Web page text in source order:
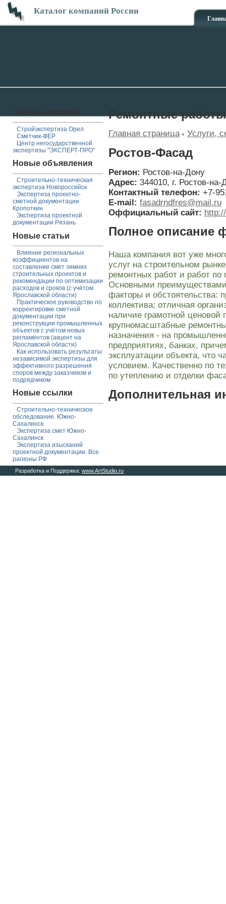
Каталог компаний России
Стройэкспертиза Орел
Сметчик-ФЕР
Центр негосударственной
экспертизы "ЭКСПЕРТ-ПРО"
Новые объявления
Строительно-техническая
экспертиза Новороссийск
Экспертиза проектно-
сметной документации
Кропоткин
Экспертиза проектной
документации Рязань
Новые статьи
Влияние региональных
коэффициентов на
составление смет зимних
строительных проектов и
рекомендации по оптимизации
расходов и сроков (с учётом
Ярославской области)
Практическое руководство по
корректировке сметной
документации при
реконструкции промышленных
объектов с учётом новых
регламентов (акцент на
Ярославской области)
Как использовать результаты
независимой экспертизы для
эффективного разрешения
споров между заказчиком и
подрядчиком
Новые ссылки
Строительно-техническое
обследование. Южно-
Сахалинск
Экспертиза смет Южно-
Сахалинск
Экспертиза изысканий
проектной документации. Все
рагионы РФ
Ремонтные работы
Главная страница Услуги,
Ростов-Фасад
Регион: Ростов-на-Дону
Адрес: 344010, г. Ростов-
Контактный телефон: +7-
E-mail: fasadrndfres@mail.ru
Оффициальный сайт:
Полное описание
Наша компания вот уже
услуг на строительном
ремонтных работ и работ
Основными
факторы и обстоятельства:
коллектива; отличная
наличие грамотной
крупномасштабные
назначения - на
предприятиях, банках,
эксплуатации объекта, что
условием. Качественно по
по утеплению и отделки
Дополнительная
Разработка и Поддержка: www.ArtStudio.ru